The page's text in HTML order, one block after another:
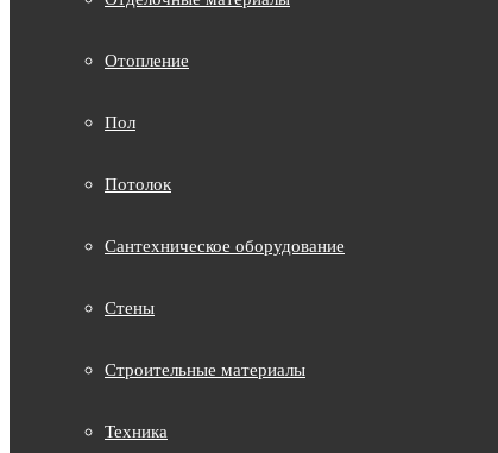
Отопление
Пол
Потолок
Сантехническое оборудование
Стены
Строительные материалы
Техника